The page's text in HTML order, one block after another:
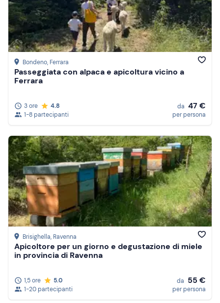
Prezzo (decrescente)
Recensioni
Bondeno, Ferrara
Passeggiata con alpaca e apicoltura vicino a
Ferrara
3 ore
4.8
1-8 partecipanti
da 47 €
per persona
Brisighella, Ravenna
Apicoltore per un giorno e degustazione di miele
in provincia di Ravenna
1,5 ore
5.0
1-20 partecipanti
da 55 €
per persona